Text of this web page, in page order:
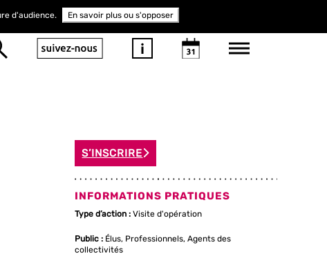
S’INSCRIRE
INFORMATIONS PRATIQUES
Type d’action : Visite d'opération
Public : Élus, Professionnels, Agents des
collectivités
d'audience. En savoir plus ou s'opposer